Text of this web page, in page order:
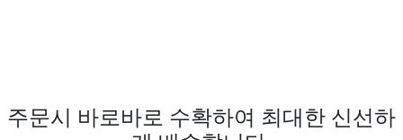
주문시 바로바로 수확하여 최대한 신선하